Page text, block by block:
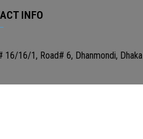
INFO
16/16/1, Road# 6, Dhanmondi, Dhaka